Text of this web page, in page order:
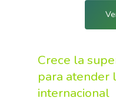
Crece la
para atender
internacional